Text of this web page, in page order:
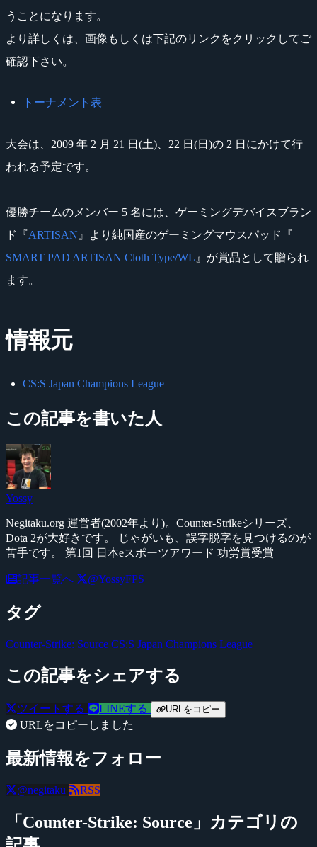
うことになります。
より詳しくは、画像もしくは下記のリンクをクリックしてご
確認下さい。
トーナメント表
大会は、2009 年 2 月 21 日(土)、22 日(日)の 2 日にかけて行
われる予定です。
優勝チームのメンバー 5 名には、ゲーミングデバイスブラン
ド『ARTISAN 』より純国産のゲーミングマウスパッド『
SMART PAD ARTISAN Cloth Type/WL 』が賞品として贈られ
ます。
情報元
CS:S Japan Champions League
この記事を書いた人
Yossy
Negitaku.org 運営者(2002年より)。Counter-Strikeシリーズ、
Dota 2が大好きです。 じゃがいも、誤字脱字を見つけるのが
苦手です。 第1回 日本eスポーツアワード 功労賞受賞
記事一覧へ @YossyFPS
タグ
Counter-Strike: Source CS:S Japan Champions League
この記事をシェアする
ツイートする LINEする URLをコピー
URLをコピーしました
最新情報をフォロー
@negitaku RSS
「Counter-Strike: Source」カテゴリの